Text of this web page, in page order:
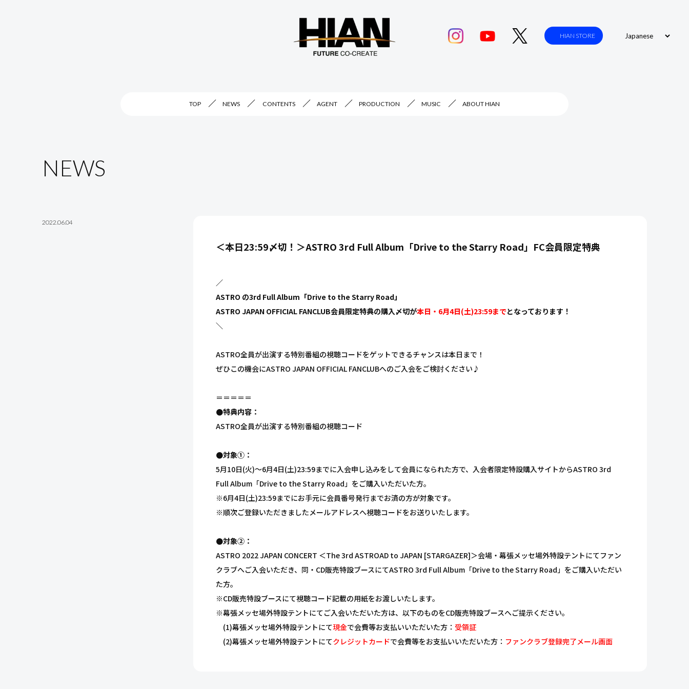
HIAN STORE
TOP NEWS CONTENTS AGENT PRODUCTION MUSIC ABOUT HIAN
NEWS
2022.06.04
＜本日23:59〆切！＞ASTRO 3rd Full Album「Drive to the Starry Road」FC会員限定特典
／
ASTRO の3rd Full Album「Drive to the Starry Road」
ASTRO JAPAN OFFICIAL FANCLUB会員限定特典の購入〆切が本日・6月4日(土)23:59までとなっております！
＼
ASTRO全員が出演する特別番組の視聴コードをゲットできるチャンスは本日まで！
ぜひこの機会にASTRO JAPAN OFFICIAL FANCLUBへのご入会をご検討ください♪
＝＝＝＝＝
●特典内容：
ASTRO全員が出演する特別番組の視聴コード
●対象①：
5月10日(火)～6月4日(土)23:59までに入会申し込みをして会員になられた方で、入会者限定特設購入サイトからASTRO 3rd
Full Album「Drive to the Starry Road」をご購入いただいた方。
※6月4日(土)23:59までにお手元に会員番号発行までお済の方が対象です。
※順次ご登録いただきましたメールアドレスへ視聴コードをお送りいたします。
●対象②：
ASTRO 2022 JAPAN CONCERT ＜The 3rd ASTROAD to JAPAN [STARGAZER]＞会場・幕張メッセ場外特設テントにてファン
クラブへご入会いただき、同・CD販売特設ブースにてASTRO 3rd Full Album「Drive to the Starry Road」をご購入いただい
た方。
※CD販売特設ブースにて視聴コード記載の用紙をお渡しいたします。
※幕張メッセ場外特設テントにてご入会いただいた方は、以下のものをCD販売特設ブースへご提示ください。
(1)幕張メッセ場外特設テントにて現金で会費等お支払いいただいた方： 受領証
(2)幕張メッセ場外特設テントにてクレジットカードで会費等をお支払いいただいた方： ファンクラブ登録完了メール画面